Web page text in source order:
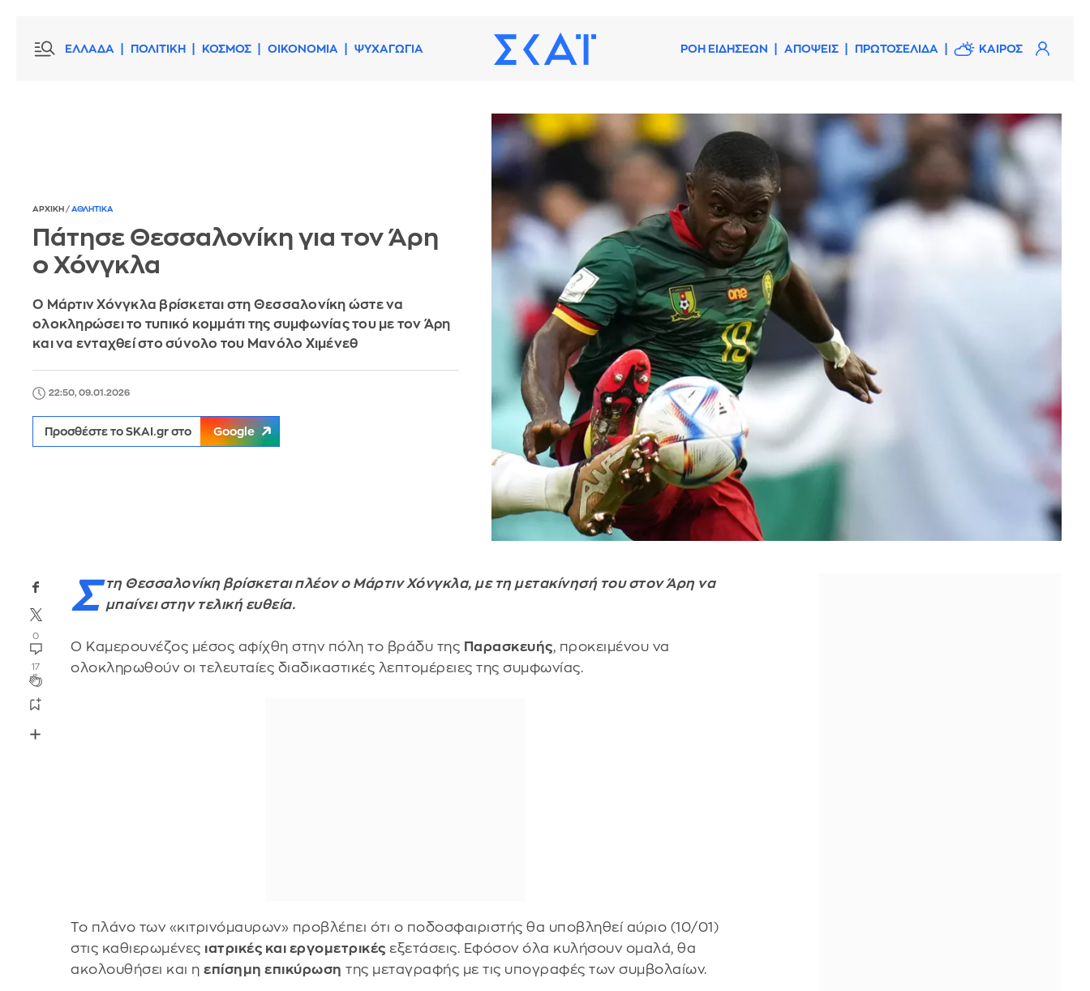
ΕΛΛΑΔΑ ΠΟΛΙΤΙΚΗ ΚΟΣΜΟΣ ΟΙΚΟΝΟΜΙΑ ΨΥΧΑΓΩΓΙΑ ΡΟΗ ΕΙΔΗΣΕΩΝ ΑΠΟΨΕΙΣ ΠΡΩΤΟΣΕΛΙΔΑ ΚΑΙΡΟΣ
ΑΡΧΙΚΗ / ΑΘΛΗΤΙΚΑ
Πάτησε Θεσσαλονίκη για τον Άρη
ο Χόνγκλα
Ο Μάρτιν Χόνγκλα βρίσκεται στη Θεσσαλονίκη ώστε να
ολοκληρώσει το τυπικό κομμάτι της συμφωνίας του με τον Άρη
και να ενταχθεί στο σύνολο του Μανόλο Χιμένεθ
22:50, 09.01.2026
Προσθέστε το SKAI.gr στο Google
0
17
Σ τη Θεσσαλονίκη βρίσκεται πλέον ο Μάρτιν Χόνγκλα, με τη μετακίνησή του στον Άρη να
μπαίνει στην τελική ευθεία.
Ο Καμερουνέζος μέσος αφίχθη στην πόλη το βράδυ της Παρασκευής, προκειμένου να
ολοκληρωθούν οι τελευταίες διαδικαστικές λεπτομέρειες της συμφωνίας.
Το πλάνο των «κιτρινόμαυρων» προβλέπει ότι ο ποδοσφαιριστής θα υποβληθεί αύριο (10/01)
στις καθιερωμένες ιατρικές και εργομετρικές εξετάσεις. Εφόσον όλα κυλήσουν ομαλά, θα
ακολουθήσει και ηεπίσημη επικύρωση της μεταγραφής με τις υπογραφές των συμβολαίων.